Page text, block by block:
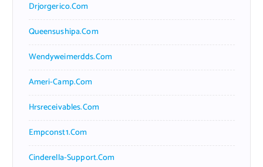
Drjorgerico.com
Queensushipa.com
Wendyweimerdds.com
Ameri-Camp.com
Hrsreceivables.com
Empconst1.com
Cinderella-Support.com